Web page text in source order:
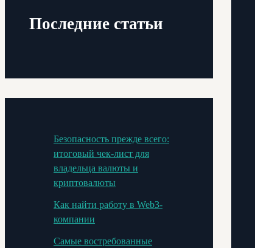
Последние статьи
Безопасность прежде всего:
итоговый чек-лист для
владельца валюты и
криптовалюты
Как найти работу в Web3-
компании
Самые востребованные